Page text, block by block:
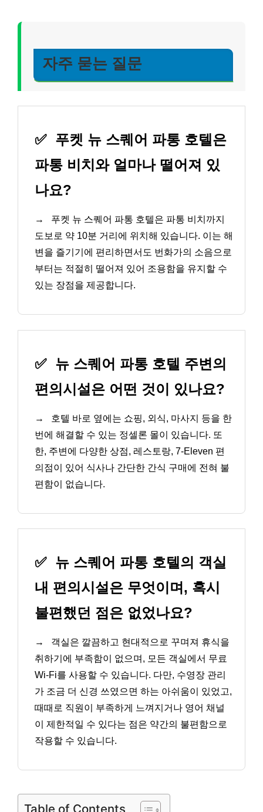
자주 묻는 질문
✅ 푸켓 뉴 스퀘어 파통 호텔은
파통 비치와 얼마나 떨어져 있
나요?
→
푸켓 뉴 스퀘어 파통 호텔은 파통 비치까지
도보로 약 10분 거리에 위치해 있습니다. 이는 해
변을 즐기기에 편리하면서도 번화가의 소음으로
부터는 적절히 떨어져 있어 조용함을 유지할 수
있는 장점을 제공합니다.
✅ 뉴 스퀘어 파통 호텔 주변의
편의시설은 어떤 것이 있나요?
→
호텔 바로 옆에는 쇼핑, 외식, 마사지 등을 한
번에 해결할 수 있는 정셀론 몰이 있습니다. 또
한, 주변에 다양한 상점, 레스토랑, 7-Eleven 편
의점이 있어 식사나 간단한 간식 구매에 전혀 불
편함이 없습니다.
✅ 뉴 스퀘어 파통 호텔의 객실
내 편의시설은 무엇이며, 혹시
불편했던 점은 없었나요?
→
객실은 깔끔하고 현대적으로 꾸며져 휴식을
취하기에 부족함이 없으며, 모든 객실에서 무료
Wi-Fi를 사용할 수 있습니다. 다만, 수영장 관리
가 조금 더 신경 쓰였으면 하는 아쉬움이 있었고,
때때로 직원이 부족하게 느껴지거나 영어 채널
이 제한적일 수 있다는 점은 약간의 불편함으로
작용할 수 있습니다.
Table of Contents